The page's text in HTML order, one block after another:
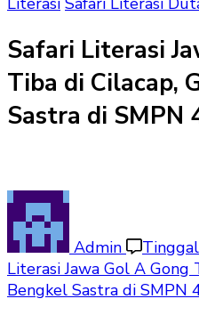
Safari Literasi
Tiba di Cilacap,
Sastra di SMPN
Admin
Literasi Jawa Gol A Gong
Bengkel Sastra di SMPN